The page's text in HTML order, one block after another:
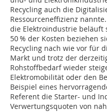
Recycling auch die
Ressourceneffizienz
die Elektroindustrie beläuft
50 % der Kosten beziehen
Recycling nach wie vor für
Markt und trotz der
Rohstoffbedarf wieder
Elektromobilität oder den
Beispiel eines
Referent die Starter- und
Verwertungsquoten von